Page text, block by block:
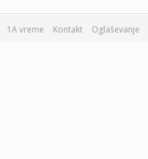
1A vreme Kontakt Oglaševanje